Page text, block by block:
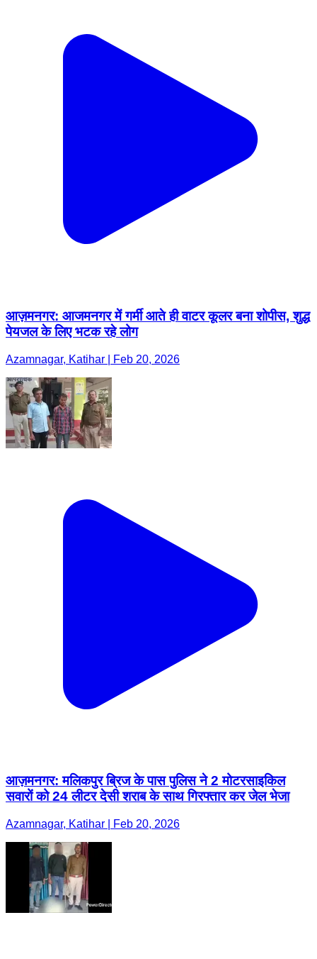
आज़मनगर: आजमनगर में गर्मी आते ही वाटर कूलर बना शोपीस, शुद्ध
पेयजल के लिए भटक रहे लोग
Azamnagar, Katihar | Feb 20, 2026
आज़मनगर: मलिकपुर ब्रिज के पास पुलिस ने 2 मोटरसाइकिल
सवारों को 24 लीटर देसी शराब के साथ गिरफ्तार कर जेल भेजा
Azamnagar, Katihar | Feb 20, 2026